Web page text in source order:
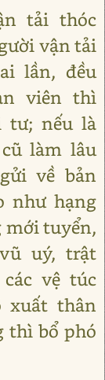
tải thóc
vận tải
lần, đều
viên thì
tư; nếu là
làm lâu
về bản
như hạng
mới tuyển,
uý, trật
vệ túc
xuất thân
thì bổ phó